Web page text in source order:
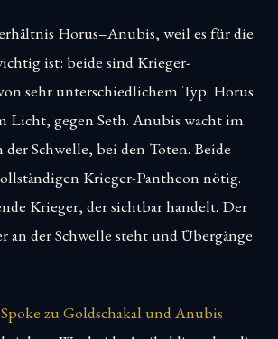
Horus–Anubis, weil es für die
ist: beide sind Krieger-
sehr unterschiedlichem Typ. Horus
Licht, gegen Seth. Anubis wacht im
der Schwelle, bei den Toten. Beide
Krieger-Pantheon nötig.
Krieger, der sichtbar handelt. Der
an der Schwelle steht und Übergänge
Spoke zu Goldschakal und Anubis